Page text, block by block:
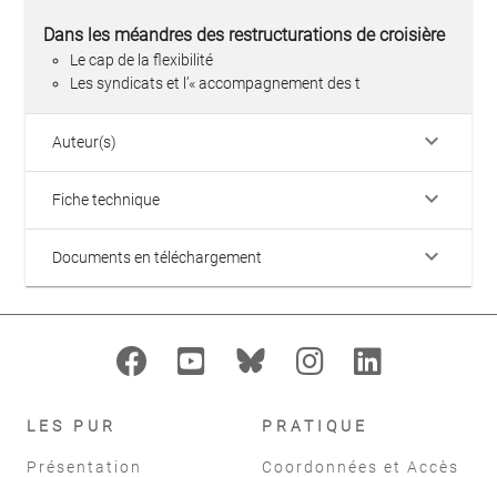
Dans les méandres des restructurations de croisière
Le cap de la flexibilité
Les syndicats et l’« accompagnement des t
Auteur(s) keyboard_arrow_down
Fiche technique keyboard_arrow_down
Documents en téléchargement keyboard_arrow_down
LES PUR
Présentation
PRATIQUE
Coordonnées et Accès